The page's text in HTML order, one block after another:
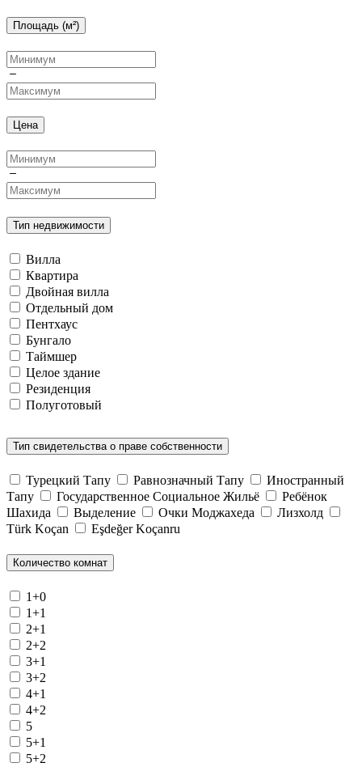
Площадь (м²)
Цена
Тип недвижимости
Вилла
Квартира
Двойная вилла
Отдельный дом
Пентхаус
Бунгало
Таймшер
Целое здание
Резиденция
Полуготовый
Тип свидетельства о праве собственности
Турецкий Тапу Равнозначный Тапу
Иностранный
Тапу
Государственное Социальное Жильё
Ребёнок
Шахида
Выделение Очки Моджахеда
Лизхолд
Türk Koçan
Eşdeğer Koçanru
Количество комнат
1+0
1+1
2+1
2+2
3+1
3+2
4+1
4+2
5
5+1
5+2